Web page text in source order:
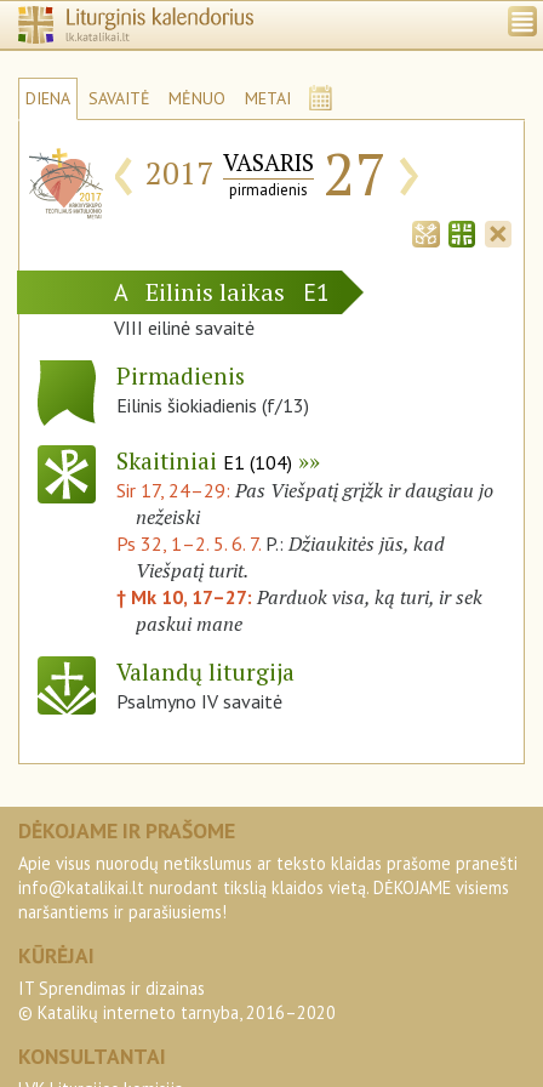
DIENA SAVAITĖ MĖNUO METAI
‹ 2017 VASARIS
pirmadienis 27 ›
A Eilinis laikas E1
VIII eilinė savaitė
Pirmadienis
Eilinis šiokiadienis (f/13)
Skaitiniai E1 (104)
Sir 17, 24–29:Pas Viešpatį grįžk ir daugiau jo
nežeiski
Ps 32, 1–2. 5. 6. 7. P.:Džiaukitės jūs, kad
Viešpatį turit.
† Mk 10, 17–27:Parduok visa, ką turi, ir sek
paskui mane
Valandų liturgija
Psalmyno IV savaitė
DĖKOJAME IR PRAŠOME
Apie visus nuorodų netikslumus ar teksto klaidas prašome pranešti
info@katalikai.lt nurodant tikslią klaidos vietą. DĖKOJAME visiems
naršantiems ir parašiusiems!
KŪRĖJAI
IT Sprendimas ir dizainas
© Katalikų interneto tarnyba, 2016–2020
KONSULTANTAI